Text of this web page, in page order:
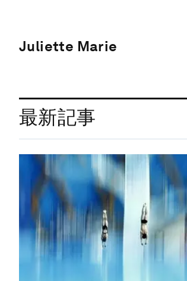
Juliette Marie
最新記事